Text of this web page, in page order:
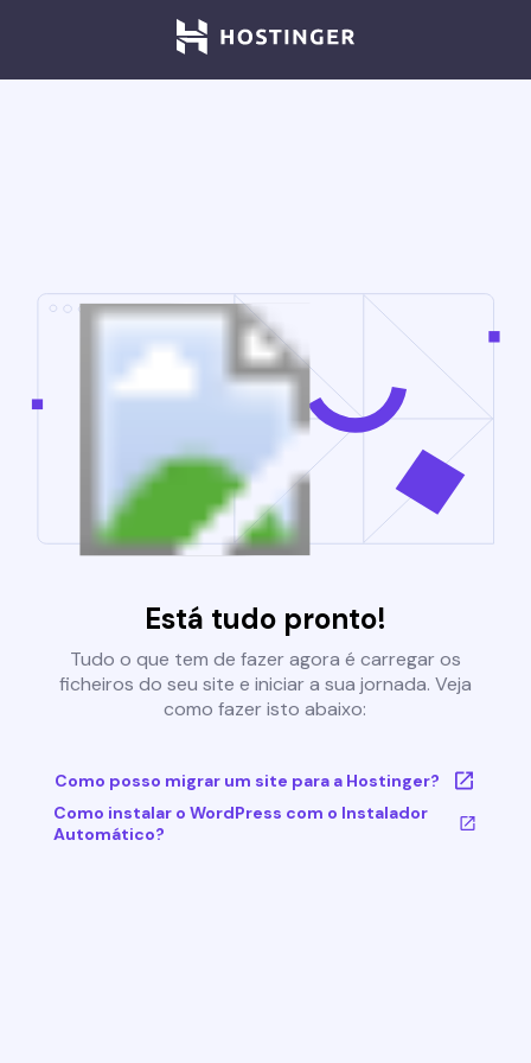
Está tudo pronto!
Tudo o que tem de fazer agora é carregar os
ficheiros do seu site e iniciar a sua jornada. Veja
como fazer isto abaixo:
Como posso migrar um site para a Hostinger?
Como instalar o WordPress com o Instalador
Automático?